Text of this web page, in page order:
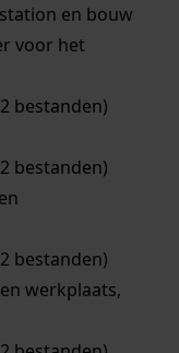
en bouw
voor het
bestanden)
bestanden)
bestanden)
werkplaats,